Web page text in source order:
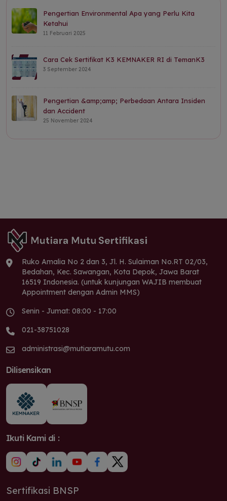
Pengertian Environmental Apa yang Perlu Kita
Ketahui
11 Februari 2025
Cara Cek Sertifikat K3 KEMNAKER RI di TemanK3
3 September 2024
Pengertian &amp;amp; Perbedaan Antara Insiden
dan Accident
25 November 2024
Ruko Amalia No 2 dan 3, Jl. H. Sulaiman No.RT 02/03,
Bedahan, Kec. Sawangan, Kota Depok, Jawa Barat
16519 Indonesia. (untuk kunjungan WAJIB membuat
Appointment dengan Admin MMS)
Senin - Jumat: 08:00 - 17:00
021-38751028
administrasi@mutiaramutu.com
Dilisensikan
Ikuti Kami di :
Sertifikasi BNSP